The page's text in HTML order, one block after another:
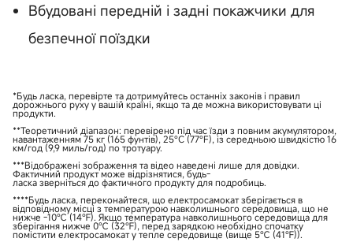
Вбудовані передній і задні покажчики для
безпечної поїздки
*Будь ласка, перевірте та дотримуйтесь останніх законів і правил
дорожнього руху у вашій країні, якщо та де можна використовувати ці
продукти.
**Теоретичний діапазон: перевірено під час їзди з повним акумулятором,
навантаженням 75 кг (165 фунтів), 25°C (77°F), із середньою швидкістю 16
км/год (9,9 миль/год) по тротуару.
***Відображені зображення та відео наведені лише для довідки.
Фактичний продукт може відрізнятися, будь-
ласка зверніться до фактичного продукту для подробиць.
****Будь ласка, переконайтеся, що електросамокат зберігається в
відповідному місці з температурою навколишнього середовища, що не
нижче -10℃ (14℉). Якщо температура навколишнього середовища для
зберігання нижче 0℃ (32℉), перед зарядкою необхідно спочатку
помістити електросамокат у тепле середовище (вище 5℃ (41℉)).